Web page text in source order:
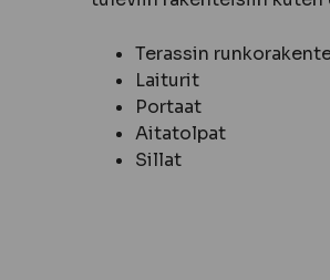
Terassin
Laiturit
Portaat
Aitatolpat
Sillat